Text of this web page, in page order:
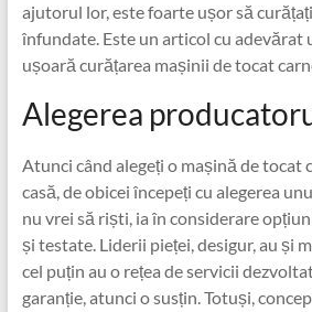
ajutorul lor, este foarte ușor să
înfundate. Este un articol cu ​​adevărat
ușoară curățarea mașinii de tocat
Alegerea
Atunci când alegeți o mașină de tocat
casă, de obicei începeți cu alegerea
nu vrei să riști, ia în considerare
și testate. Liderii pieței, desigur, au și
cel puțin au o rețea de servicii
garanție, atunci o susțin. Totuși,